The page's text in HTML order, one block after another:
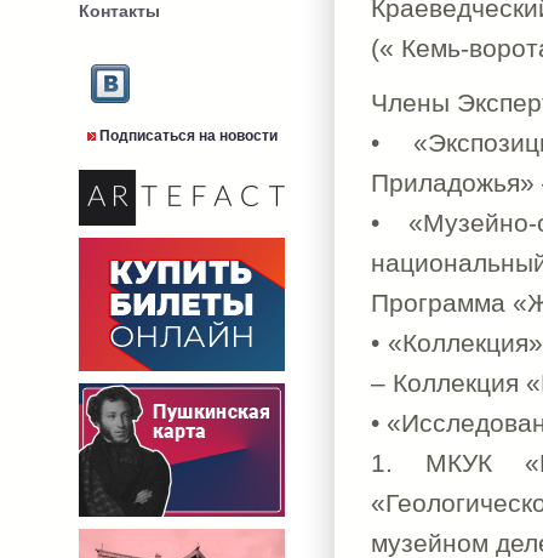
Контакты
Подписаться на новости
(« Кемь-
Члены
•
Приладожья»
•
Программа
•
– Коллекция
•
1. МКУК
музейном